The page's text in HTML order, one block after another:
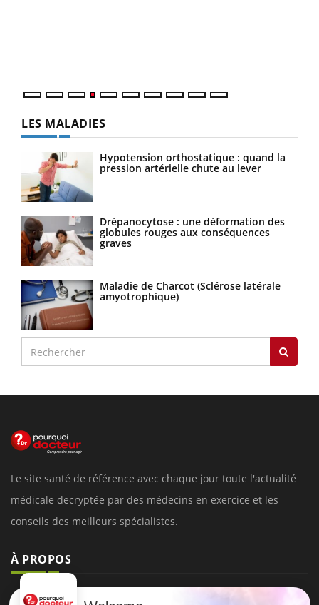
LES MALADIES
Hypotension orthostatique : quand la
pression artérielle chute au lever
Drépanocytose : une déformation des
globules rouges aux conséquences
graves
Maladie de Charcot (Sclérose latérale
amyotrophique)
Le site santé de référence avec chaque jour toute l'actualité
médicale decryptée par des médecins en exercice et les
conseils des meilleurs spécialistes.
À PROPOS
Données personnelles et cookies